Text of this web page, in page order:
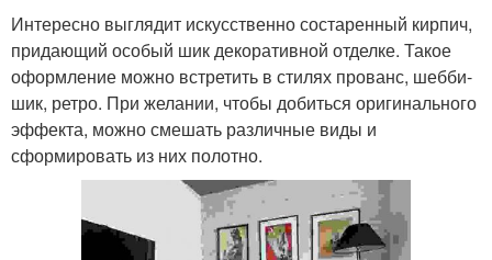
Интересно выглядит искусственно состаренный кирпич,
придающий особый шик декоративной отделке. Такое
оформление можно встретить в стилях прованс, шебби-
шик, ретро. При желании, чтобы добиться оригинального
эффекта, можно смешать различные виды и
сформировать из них полотно.